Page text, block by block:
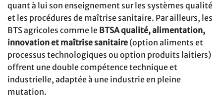
quant à lui son enseignement sur les systèmes qualité
et les procédures de maîtrise sanitaire. Par ailleurs, les
BTS agricoles comme le BTSA qualité, alimentation,
innovation et maîtrise sanitaire (option aliments et
processus technologiques ou option produits laitiers)
offrent une double compétence technique et
industrielle, adaptée à une industrie en pleine
mutation.